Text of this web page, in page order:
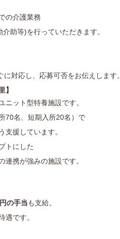
の介護業務
助等)を行っていただきます。
対応し、応募可否をお伝えします。
】
ニット型特養施設です。
70名、短期入所20名）で
支援しています。
トにした
連携が強みの施設です。
の手当も支給。
遇です。